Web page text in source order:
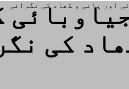
کی